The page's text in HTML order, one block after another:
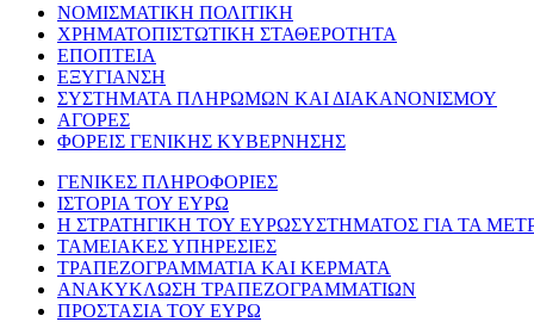
ΝΟΜΙΣΜΑΤΙΚΗ ΠΟΛΙΤΙΚΗ
ΧΡΗΜΑΤΟΠΙΣΤΩΤΙΚΗ ΣΤΑΘΕΡΟΤΗΤΑ
ΕΠΟΠΤΕΙΑ
ΕΞΥΓΙΑΝΣΗ
ΣΥΣΤΗΜΑΤΑ ΠΛΗΡΩΜΩΝ ΚΑΙ ΔΙΑΚΑΝΟΝΙΣΜΟΥ
ΑΓΟΡΕΣ
ΦΟΡΕΙΣ ΓΕΝΙΚΗΣ ΚΥΒΕΡΝΗΣΗΣ
ΓΕΝΙΚΕΣ ΠΛΗΡΟΦΟΡΙΕΣ
ΙΣΤΟΡΙΑ ΤΟΥ ΕΥΡΩ
Η ΣΤΡΑΤΗΓΙΚΗ ΤΟΥ ΕΥΡΩΣΥΣΤΗΜΑΤΟΣ ΓΙΑ ΤΑ
ΤΑΜΕΙΑΚΕΣ ΥΠΗΡΕΣΙΕΣ
ΤΡΑΠΕΖΟΓΡΑΜΜΑΤΙΑ ΚΑΙ ΚΕΡΜΑΤΑ
ΑΝΑΚΥΚΛΩΣΗ ΤΡΑΠΕΖΟΓΡΑΜΜΑΤΙΩΝ
ΠΡΟΣΤΑΣΙΑ ΤΟΥ ΕΥΡΩ